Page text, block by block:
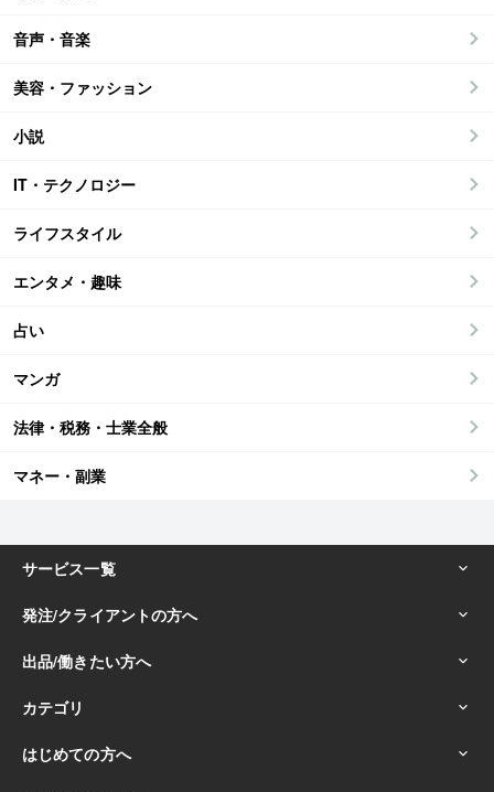
音声・音楽
美容・ファッション
小説
IT・テクノロジー
ライフスタイル
エンタメ・趣味
占い
マンガ
法律・税務・士業全般
マネー・副業